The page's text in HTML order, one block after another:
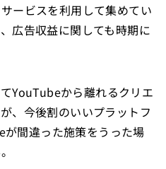
ービスを利用して集めてい
広告収益に関しても時期に
YouTubeから離れるクリエ
、今後割のいいプラットフ
間違った施策をうった場